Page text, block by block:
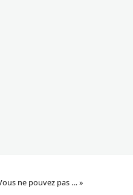
ne pouvez pas … »